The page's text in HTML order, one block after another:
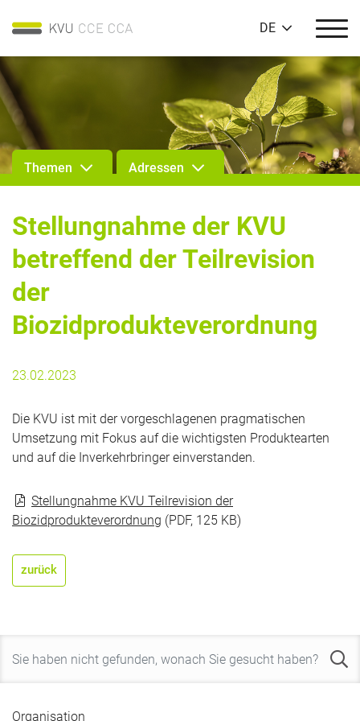
DE
Themen Adressen
Stellungnahme der KVU
betreffend der Teilrevision
der
Biozidprodukteverordnung
23.02.2023
Die KVU ist mit der vorgeschlagenen pragmatischen
Umsetzung mit Fokus auf die wichtigsten Produktearten
und auf die Inverkehrbringer einverstanden.
Stellungnahme KVU Teilrevision der
Biozidprodukteverordnung (PDF, 125 KB)
zurück
Organisation